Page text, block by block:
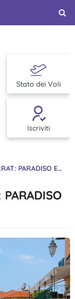
Stato dei Voli
Iscriviti
EXTRALUSSO
PARADISO